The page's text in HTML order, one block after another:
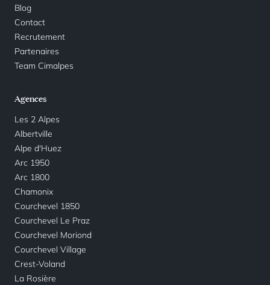
Blog
Contact
Recrutement
Partenaires
Team Cimalpes
Agences
Les 2 Alpes
Albertville
Alpe d'Huez
Arc 1950
Arc 1800
Chamonix
Courchevel 1850
Courchevel Le Praz
Courchevel Moriond
Courchevel Village
Crest-Voland
La Rosière